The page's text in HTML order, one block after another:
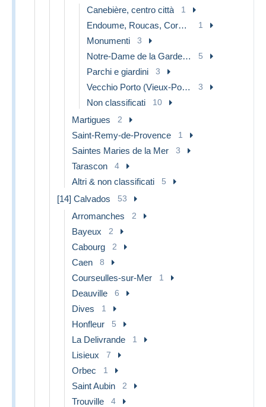
Canebière, centro città 1
Endoume, Roucas, Corniche, spiaggia 1
Monumenti 3
Notre-Dame de la Garde, funicolare e Vergine 5
Parchi e giardini 3
Vecchio Porto (Vieux-Port), Saint Victor, Le Panier 3
Non classificati 10
Martigues 2
Saint-Remy-de-Provence 1
Saintes Maries de la Mer 3
Tarascon 4
Altri & non classificati 5
[14] Calvados 53
Arromanches 2
Bayeux 2
Cabourg 2
Caen 8
Courseulles-sur-Mer 1
Deauville 6
Dives 1
Honfleur 5
La Delivrande 1
Lisieux 7
Orbec 1
Saint Aubin 2
Trouville 4